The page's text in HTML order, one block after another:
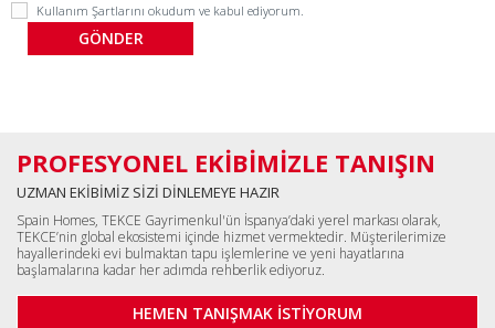
Kullanım Şartlarını okudum ve kabul ediyorum.
PROFESYONEL EKİBİMİZLE TANIŞIN
UZMAN EKİBİMİZ SİZİ DİNLEMEYE HAZIR
Spain Homes, TEKCE Gayrimenkul'ün İspanya’daki yerel markası olarak,
TEKCE’nin global ekosistemi içinde hizmet vermektedir. Müşterilerimize
hayallerindeki evi bulmaktan tapu işlemlerine ve yeni hayatlarına
başlamalarına kadar her adımda rehberlik ediyoruz.
HEMEN TANIŞMAK İSTİYORUM